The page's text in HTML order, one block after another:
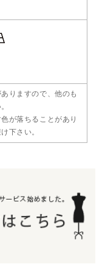
りますので、他のも
が落ちることがあり
下さい。